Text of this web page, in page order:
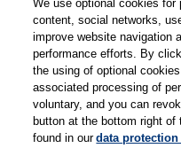
Kontakt
Web-Semniare
Anwenderberichte
Partner
We use optional cookies for
content, social networks,
improve website navigation
performance efforts. By
the using of optional
associated processing of
voluntary, and you can
button at the bottom right
found in ourdata